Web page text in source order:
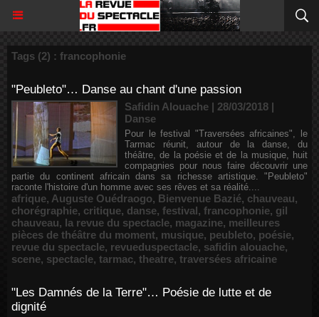
Tags (2) : francophonie
"Peubleto"… Danse au chant d'une passion
Safidin Alouache | 28/03/2018 |
Danse
Pour le festival "Traversées africaines", le
Tarmac réunit, autour de la danse, du
théâtre, de la poésie et de la musique, huit
compagnies pour nous faire découvrir une
partie du continent africain dans sa richesse artistique. "Peubleto"
raconte l'histoire d'un homme avec ses rêves et sa réalité....
afrique, Auguste Ouédraogo, Bienvenue Bazié, chauveau,
chorégraphie, critique, danse, festival, francophonie, gil
chauveau, la revue du spectacle, magazine, meilleures
pièces de théâtre du moment, musique, peubleto, poésie,
revue du spectacle, revueduspectacle, safidin alouache,
scene, spectacle, tarmac, theatre, traversées africaine
"Les Damnés de la Terre"… Poésie de lutte et de
dignité